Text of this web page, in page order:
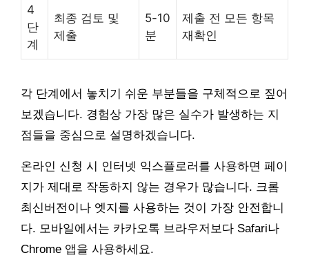
4
단
계
최종 검토 및
제출
5-10
분
제출 전 모든 항목
재확인
각 단계에서 놓치기 쉬운 부분들을 구체적으로 짚어
보겠습니다. 경험상 가장 많은 실수가 발생하는 지
점들을 중심으로 설명하겠습니다.
온라인 신청 시 인터넷 익스플로러를 사용하면 페이
지가 제대로 작동하지 않는 경우가 많습니다. 크롬
최신버전이나 엣지를 사용하는 것이 가장 안전합니
다. 모바일에서는 카카오톡 브라우저보다 Safari나
Chrome 앱을 사용하세요.